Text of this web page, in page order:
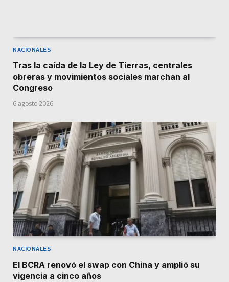
NACIONALES
Tras la caída de la Ley de Tierras, centrales
obreras y movimientos sociales marchan al
Congreso
6 agosto 2026
NACIONALES
El BCRA renovó el swap con China y amplió su
vigencia a cinco años